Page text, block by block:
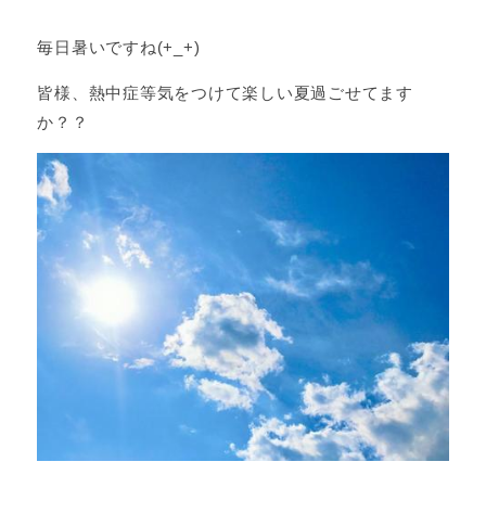
毎日暑いですね(+_+)
皆様、熱中症等気をつけて楽しい夏過ごせてます
か？？